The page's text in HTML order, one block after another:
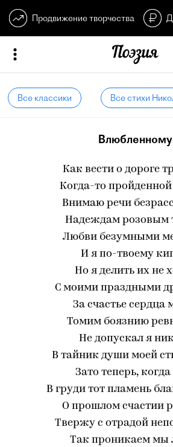
Продвижение творчества
Все классики Все стихи
Влюбленному
Как вести о дороге
Когда-то
Внимаю речи
Надеждам розовым
Любви безумными
И я по-твоему
Но я делить их не
С моими праздными
За счастье сердца
Томим боязнию
Не допускал я
В тайник души моей
Зато теперь, когда
В груди тот пламень
О прошлом счастии
Твержу с отрадой
Так проникаем мы